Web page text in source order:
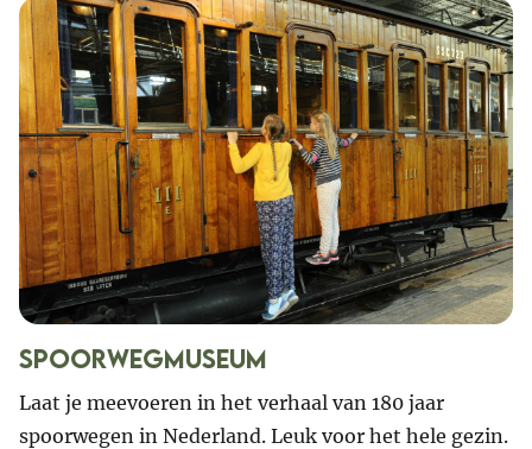
Spoorwegmuseum
Laat je meevoeren in het verhaal van 180 jaar
spoorwegen in Nederland. Leuk voor het hele gezin.